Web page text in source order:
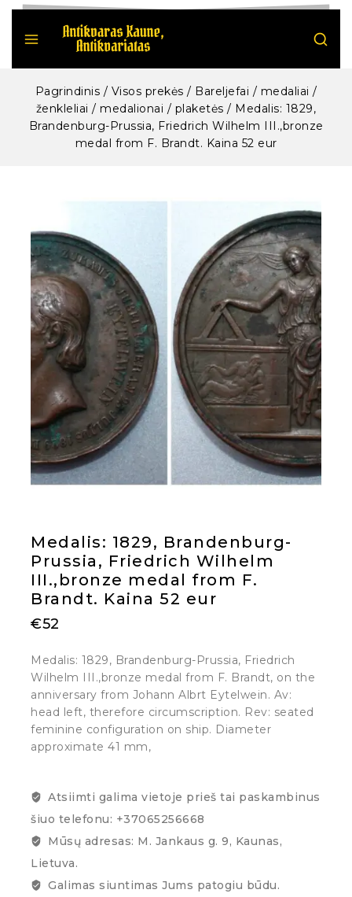
Pagrindinis / Visos prekės / Bareljefai / medaliai /
ženkleliai / medalionai / plaketės / Medalis: 1829,
Brandenburg-Prussia, Friedrich Wilhelm III.,bronze
medal from F. Brandt. Kaina 52 eur
Medalis: 1829, Brandenburg-
Prussia, Friedrich Wilhelm
III.,bronze medal from F.
Brandt. Kaina 52 eur
€52
Medalis: 1829, Brandenburg-Prussia, Friedrich
Wilhelm III.,bronze medal from F. Brandt, on the
anniversary from Johann Albrt Eytelwein. Av:
head left, therefore circumscription. Rev: seated
feminine configuration on ship. Diameter
approximate 41 mm,
Atsiimti galima vietoje prieš tai paskambinus
šiuo telefonu: +37065256668
Mūsų adresas: M. Jankaus g. 9, Kaunas,
Lietuva.
Galimas siuntimas Jums patogiu būdu.